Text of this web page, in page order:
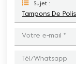
Sujet :